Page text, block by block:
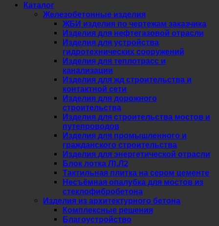
Каталог
Железобетонные изделия
ЖБИ изделия по чертежам заказчика
Изделия для нефтегазовой отрасли
Изделия для устройства
гидротехнических сооружений
Изделия для теплотрасс и
канализации
Изделия для жд строительства и
контактной сети
Изделия для дорожного
строительства
Изделия для строительства мостов и
путепроводов
Изделия для промышленного и
гражданского строительства
Изделия для энергетической отрасли
Блок лотка Л1,Л2
Тактильная плитка на сером цементе
Несъёмная опалубка для мостов из
стеклофибробетона
Изделия из архитектурного бетона
Комплексные решения
Благоустройство